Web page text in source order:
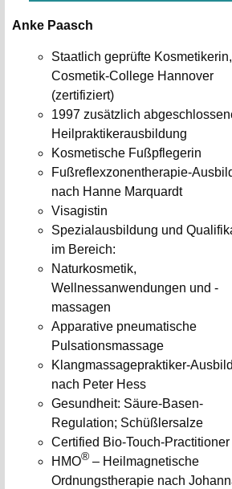
Anke Paasch
Staatlich geprüfte Kosmetikerin,
Cosmetik-College Hannover
(zertifiziert)
1997 zusätzlich
Heilpraktikerausbildung
Kosmetische Fußpflegerin
Fußreflexzonentherapie-
nach Hanne Marquardt
Visagistin
Spezialausbildung und
im Bereich:
Naturkosmetik,
Wellnessanwendungen und -
massagen
Apparative pneumatische
Pulsationsmassage
Klangmassagepraktiker-
nach Peter Hess
Gesundheit: Säure-Basen-
Regulation; Schüßlersalze
Certified Bio-Touch-Practitioner
HMO®– Heilmagnetische
Ordnungstherapie nach